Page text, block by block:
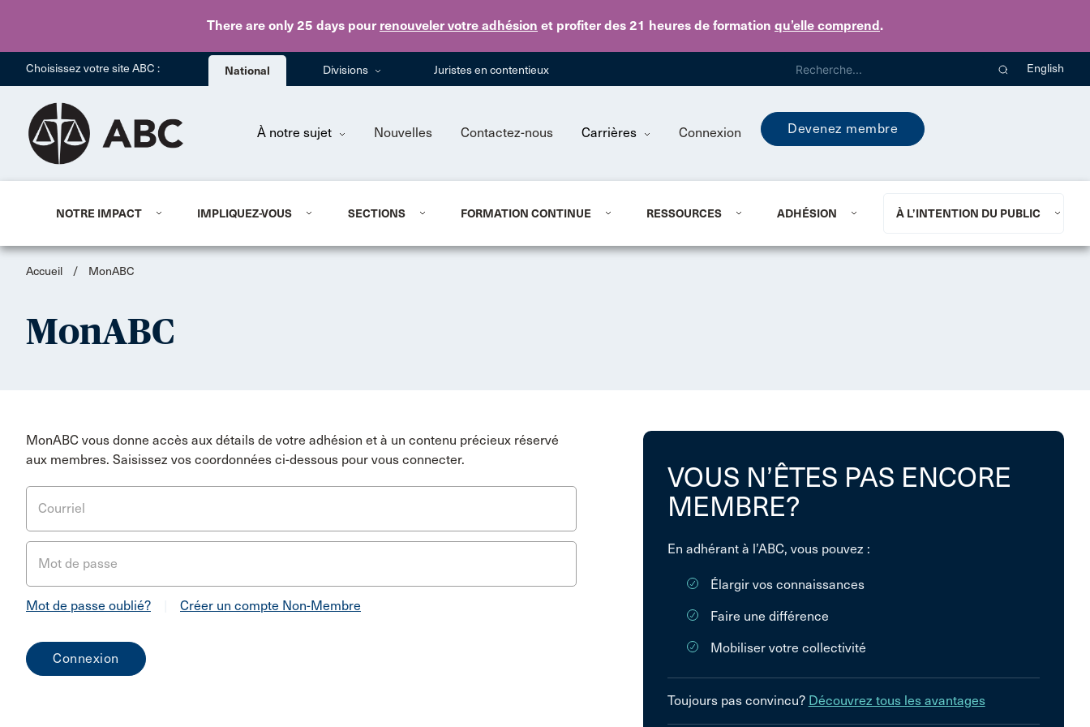
There are only 25 days pour renouveler votre adhésion et profiter des 21 heures de formation qu’elle comprend.
Skip to main content
Choisissez votre site ABC : National Divisions Juristes en contentieux English
À notre sujet Nouvelles Contactez-nous Carrières Connexion Devenez membre
NOTRE IMPACT IMPLIQUEZ-VOUS SECTIONS FORMATION CONTINUE RESSOURCES ADHÉSION À L’INTENTION DU PUBLIC
Accueil / MonABC
MonABC
MonABC vous donne accès aux détails de votre adhésion et à un contenu précieux réservé
aux membres. Saisissez vos coordonnées ci-dessous pour vous connecter.
Courriel
Mot de passe
Mot de passe oublié? Créer un compte Non-Membre
VOUS N’ÊTES PAS ENCORE
MEMBRE?
En adhérant à l’ABC, vous pouvez :
Élargir vos connaissances
Faire une différence
Mobiliser votre collectivité
Toujours pas convincu? Découvrez tous les avantages